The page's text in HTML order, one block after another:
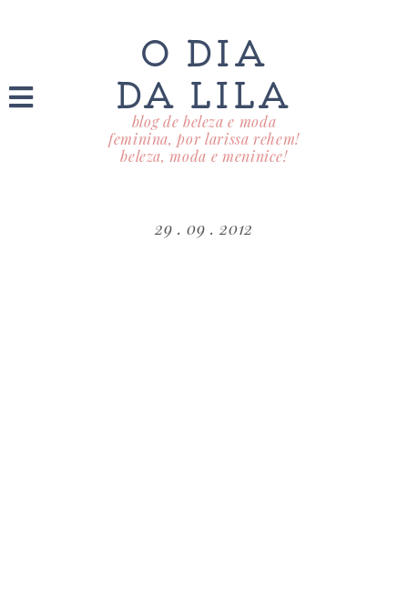
O DIA
DA LILA
blog de beleza e moda
feminina, por larissa rehem!
beleza, moda e meninice!
29 . 09 . 2012